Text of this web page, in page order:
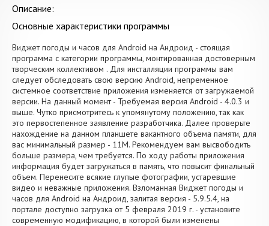
Описание:
Основные характеристики программы
Виджет погоды и часов для Android на Андроид - стоящая
программа с категории программы, монтированная достоверным
творческим коллективом . Для инсталляции программы вам
следует обследовать свою версию Android, непременное
системное соответствие приложения изменяется от загружаемой
версии. На данный момент - Требуемая версия Android - 4.0.3 и
выше. Чутко присмотритесь к упомянутому положению, так как
это первостепенное заявление разработчика. Далее проверьте
нахождение на данном планшете вакантного объема памяти, для
вас минимальный размер - 11M. Рекомендуем вам высвободить
больше размера, чем требуется. По ходу работы приложения
информация будет загружаться в память, что повысит финальный
объем. Перенесите всякие глупые фотографии, устаревшие
видео и неважные приложения. Взломанная Виджет погоды и
часов для Android на Андроид, залитая версия - 5.9.5.4, на
портале доступно загрузка от 5 февраля 2019 г. - установите
современную модификацию, в которой были изменены